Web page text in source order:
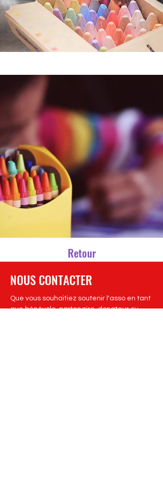
Retour
NOUS CONTACTER
Que vous souhaitiez soutenir l'asso en tant
que bénévole, partenaire, donateur ou